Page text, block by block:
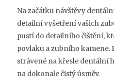
Na začátku návštěvy
detailní vyšetření vašich
pustí do detailního čištění,
povlaku a zubního kamene.
strávené na křesle dentální
na dokonale čistý úsměv.